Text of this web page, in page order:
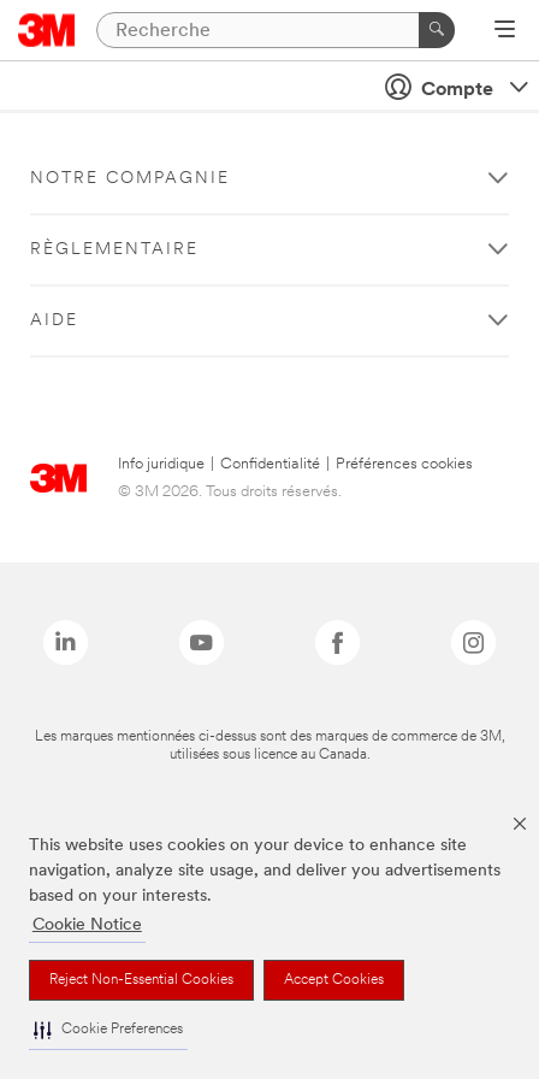
This website uses cookies on your device to enhance site
navigation, analyze site usage, and deliver you advertisements
based on your interests.
Cookie Notice
Reject Non-Essential Cookies Accept Cookies
Cookie Preferences
Compte
NOTRE COMPAGNIE
RÈGLEMENTAIRE
AIDE
Info juridique Confidentialité
Préférences cookies
© 3M 2026. Tous droits réservés.
Les marques mentionnées ci-dessus sont des marques de commerce de 3M,
utilisées sous licence au Canada.